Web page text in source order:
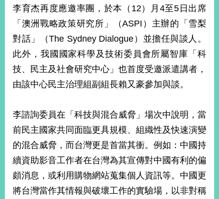
濟
不
落
國
台
海
和
平
照
回
頁
網
站
導
關
於
李育杰再度應邀率團，於本（12）月4至5日出席
「澳洲戰略政策研究所」（ASPI）主辦的「雪梨
對話」（The Sydney Dialogue）並擔任與談人。
此外，我國國家科學及技術委員會所屬智庫「科
技、民主及社會研究中心」也首度受邀派遣講者，
由該中心民主治理組副組長賴又豪參加與談。
李諮詢委員在「科技與混合威脅」場次中說明，當
前民主國家共同面臨更具規模、組織性及快速演變
的混合威脅，而台灣更是首當其衝。例如：中國持
續資助影音工作者在台灣為其宣傳對中國有利的偏
頗消息，或利用購物網站蒐集個人資訊等。中國更
將台灣當作其情報與破壞工作的實驗場，以非對稱